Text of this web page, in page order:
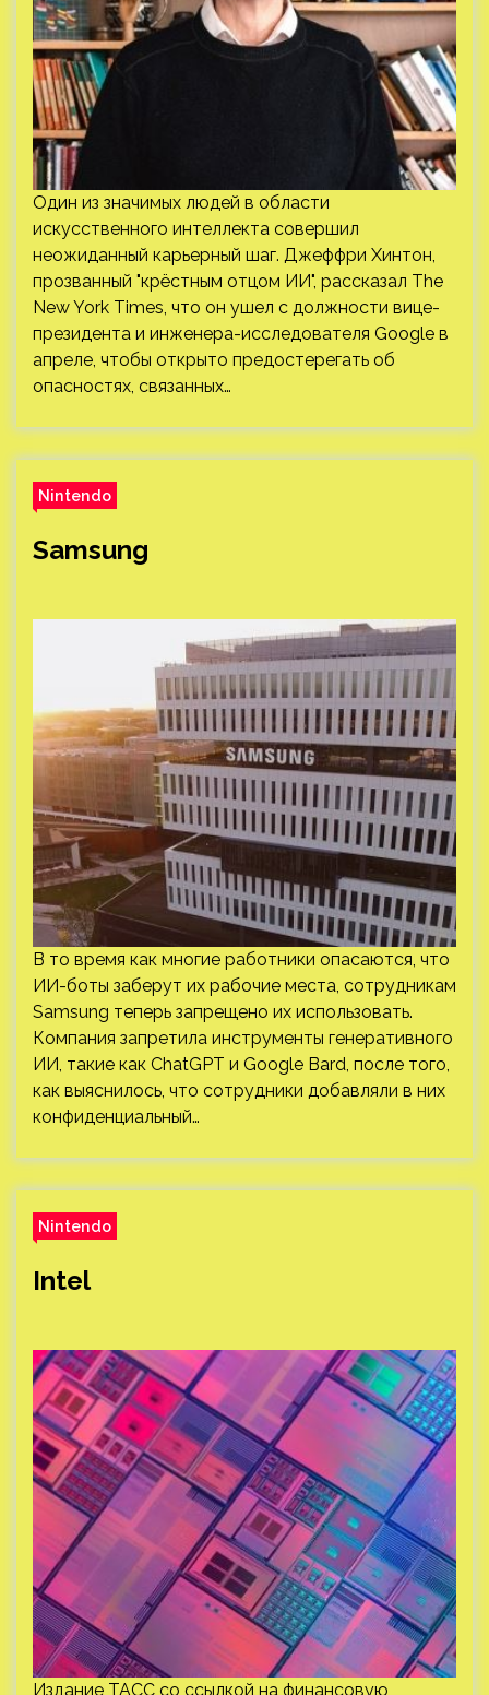
Один из значимых людей в области
искусственного интеллекта совершил
неожиданный карьерный шаг. Джеффри Хинтон,
прозванный "крёстным отцом ИИ", рассказал The
New York Times, что он ушел с должности вице-
президента и инженера-исследователя Google в
апреле, чтобы открыто предостерегать об
опасностях, связанных…
Nintendo
Samsung
В то время как многие работники опасаются, что
ИИ-боты заберут их рабочие места, сотрудникам
Samsung теперь запрещено их использовать.
Компания запретила инструменты генеративного
ИИ, такие как ChatGPT и Google Bard, после того,
как выяснилось, что сотрудники добавляли в них
конфиденциальный…
Nintendo
Intel
Издание ТАСС со ссылкой на финансовую